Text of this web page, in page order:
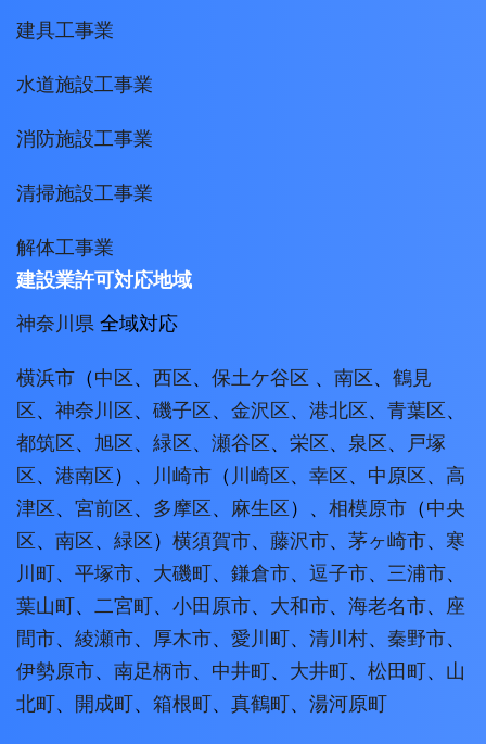
建具工事業
水道施設工事業
消防施設工事業
清掃施設工事業
解体工事業
建設業許可対応地域
神奈川県 全域対応
横浜市 （中区、 西区、 保土ケ谷区 、 南区、 鶴見
区、 神奈川区、 磯子区、 金沢区、 港北区、 青葉区、
都筑区、 旭区、 緑区、 瀬谷区、 栄区、 泉区、
戸塚
区、 港南区）、 川崎市 （ 川崎区、 幸区、 中原区、 高
津区、 宮前区、 多摩区、 麻生区）、 相模原市 （中央
区、 南区、 緑区） 横須賀市、 藤沢市、 茅ヶ崎市、 寒
川町、 平塚市、 大磯町、 鎌倉市、 逗子市、 三浦市、
葉山町、 二宮町、 小田原市、 大和市、 海老名市、 座
間市、 綾瀬市、 厚木市、 愛川町、 清川村、 秦野市、
伊勢原市、 南足柄市、 中井町、 大井町、 松田町、 山
北町、 開成町、 箱根町、 真鶴町、 湯河原町